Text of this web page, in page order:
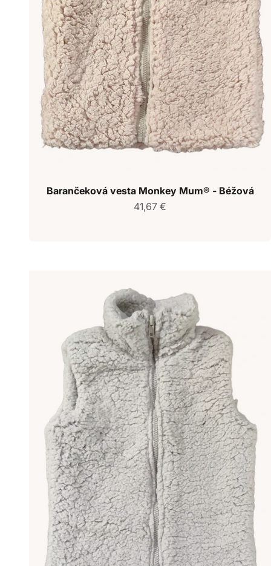
Barančeková vesta Monkey Mum® - Béžová
Predajná cena
41,67 €